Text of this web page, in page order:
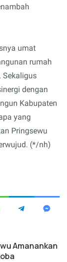
umat
rumah
Sekaligus
dengan
Kabupaten
yang
Pringsewu
(*/nh)
Amanankan